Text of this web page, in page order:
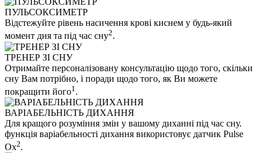
ПУЛЬСОКСИМЕТР
Відстежуйте рівень насичення крові киснем у будь-який
момент дня та під час сну2.
ТРЕНЕР ЗІ СНУ
Отримайте персоналізовану консультацію щодо того, скільки
сну Вам потрібно, і поради щодо того, як Ви можете
покращити його1 .
ВАРІАБЕЛЬНІСТЬ ДИХАННЯ
Для кращого розуміння змін у вашому диханні під час сну.
функція варіабельності дихання використовує датчик Pulse
Ox2.